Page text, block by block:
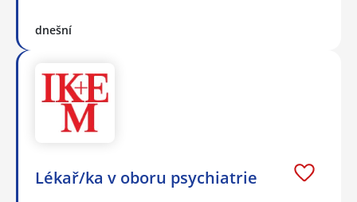
dnešní
Lékař/ka v oboru psychiatrie